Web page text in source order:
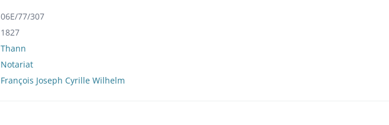
06E/77/307
1827
Thann
Notariat
François Joseph Cyrille Wilhelm